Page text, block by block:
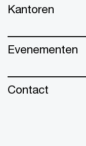
Kantoren
Evenementen
Contact